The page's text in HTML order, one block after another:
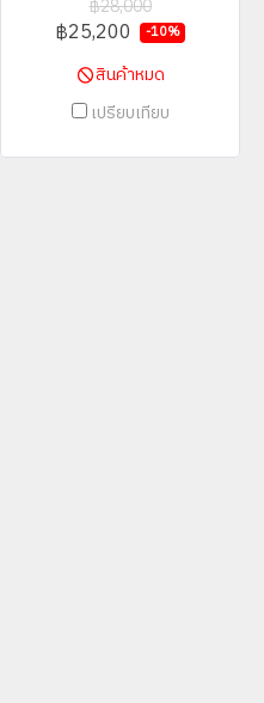
฿28,000
฿25,200 -10%
สินค้าหมด
เปรียบเทียบ
Dream